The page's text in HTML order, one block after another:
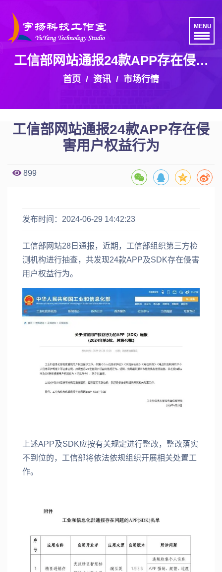
MENU
工信部网站通报24款APP存在侵害
用户权益行为
首页 资讯 市场行情
工信部网站通报24款APP存在侵
害用户权益行为
899
发布时间：2024-06-29 14:42:23
工信部网站28日通报，近期，工信部组织第三方检
测机构进行抽查，共发现24款APP及SDK存在侵害
用户权益行为。
上述APP及SDK应按有关规定进行整改，整改落实
不到位的，工信部将依法依规组织开展相关处置工
作。